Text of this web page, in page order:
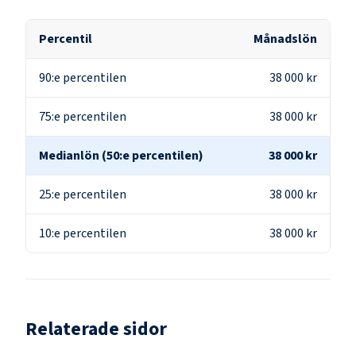
Percentil Månadslön
90:e percentilen 38 000 kr
75:e percentilen 38 000 kr
Medianlön (50:e percentilen) 38 000 kr
25:e percentilen 38 000 kr
10:e percentilen 38 000 kr
Relaterade sidor